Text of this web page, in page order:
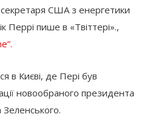
секретаря США з енергетики
Перрі пише в «Твіттері».,
в Києві, де Пері був
новообраного президента